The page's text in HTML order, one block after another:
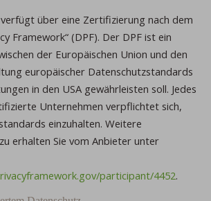
über eine Zertifizierung nach dem
Framework“ (DPF). Der DPF ist ein
der Europäischen Union und den
europäischer Datenschutzstandards
in den USA gewährleisten soll. Jedes
Unternehmen verpflichtet sich,
einzuhalten. Weitere
erhalten Sie vom Anbieter unter
participant/4452.